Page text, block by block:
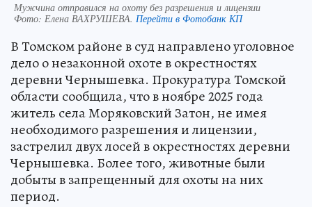
Мужчина отправился на охоту без разрешения и лицензии
Фото: Елена ВАХРУШЕВА. Перейти в Фотобанк КП
В Томском районе в суд направлено уголовное
дело о незаконной охоте в окрестностях
деревни Чернышевка. Прокуратура Томской
области сообщила, что в ноябре 2025 года
житель села Моряковский Затон, не имея
необходимого разрешения и лицензии,
застрелил двух лосей в окрестностях деревни
Чернышевка. Более того, животные были
добыты в запрещенный для охоты на них
период.